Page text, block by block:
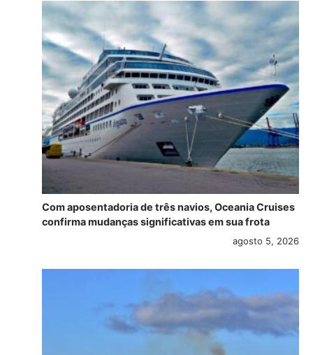
Com aposentadoria de três navios, Oceania Cruises
confirma mudanças significativas em sua frota
agosto 5, 2026